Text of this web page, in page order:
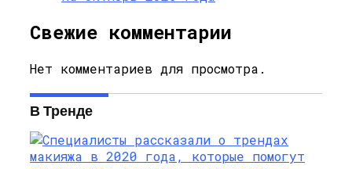
Свежие комментарии
Нет комментариев для просмотра.
В Тренде